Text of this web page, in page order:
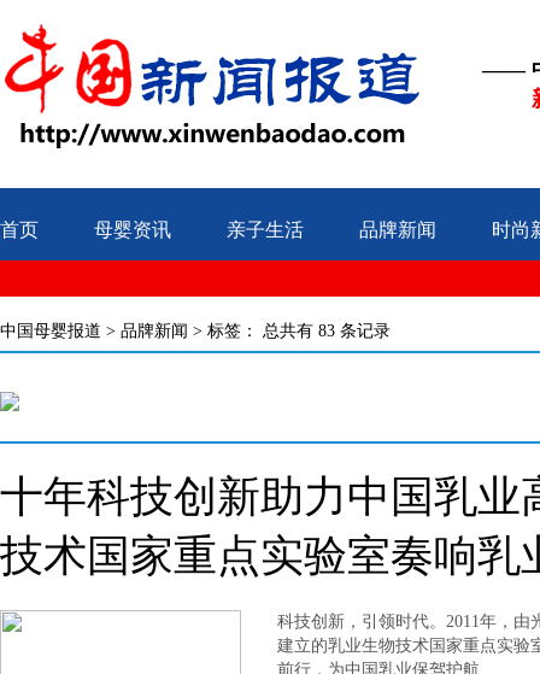
——
首页 母婴资讯 亲子生活 品牌新闻 时尚
中国母婴报道 > 品牌新闻 > 标签： 总共有 83 条记录
十年科技创新助力中国乳业
技术国家重点实验室奏响乳
科技创新，引领时代。2011年，
建立的乳业生物技术国家重点实验
前行，为中国乳业保驾护航